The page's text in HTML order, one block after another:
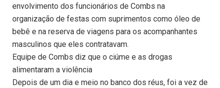
envolvimento dos funcionários de Combs na
organização de festas com suprimentos como óleo de
bebê e na reserva de viagens para os acompanhantes
masculinos que eles contratavam.
Equipe de Combs diz que o ciúme e as drogas
alimentaram a violência
Depois de um dia e meio no banco dos réus, foi a vez de